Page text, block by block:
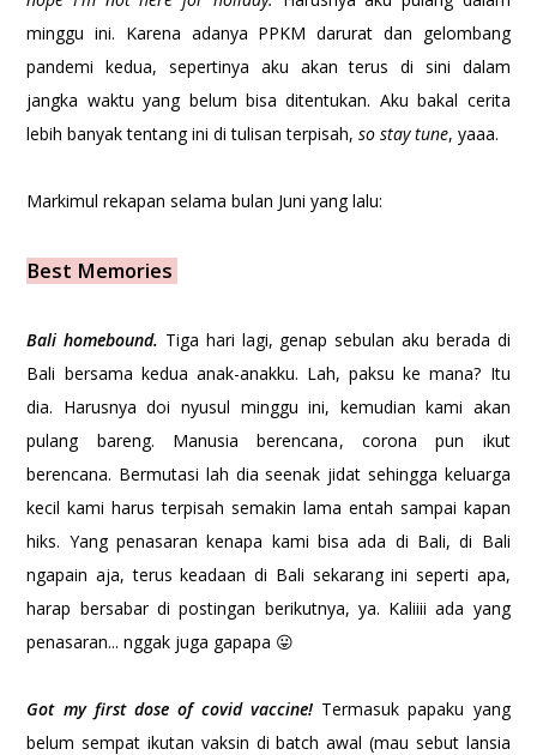
minggu ini. Karena adanya PPKM darurat dan gelombang
pandemi kedua, sepertinya aku akan terus di sini dalam
jangka waktu yang belum bisa ditentukan. Aku bakal cerita
lebih banyak tentang ini di tulisan terpisah,so stay tune, yaaa.
Markimul rekapan selama bulan Juni yang lalu:
Best Memories
Bali homebound. Tiga hari lagi, genap sebulan aku berada di
Bali bersama kedua anak-anakku. Lah, paksu ke mana? Itu
dia. Harusnya doi nyusul minggu ini, kemudian kami akan
pulang bareng. Manusia berencana, corona pun ikut
berencana. Bermutasi lah dia seenak jidat sehingga keluarga
kecil kami harus terpisah semakin lama entah sampai kapan
hiks. Yang penasaran kenapa kami bisa ada di Bali, di Bali
ngapain aja, terus keadaan di Bali sekarang ini seperti apa,
harap bersabar di postingan berikutnya, ya. Kaliiii ada yang
penasaran... nggak juga gapapa 😛
Got my first dose of covid vaccine! Termasuk papaku yang
belum sempat ikutan vaksin di batch awal (mau sebut lansia